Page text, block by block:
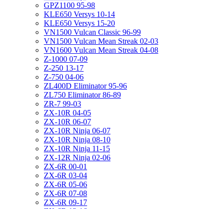
GPZ1100 95-98
KLE650 Versys 10-14
KLE650 Versys 15-20
VN1500 Vulcan Classic 96-99
VN1500 Vulcan Mean Streak 02-03
VN1600 Vulcan Mean Streak 04-08
Z-1000 07-09
Z-250 13-17
Z-750 04-06
ZL400D Eliminator 95-96
ZL750 Eliminator 86-89
ZR-7 99-03
ZX-10R 04-05
ZX-10R 06-07
ZX-10R Ninja 06-07
ZX-10R Ninja 08-10
ZX-10R Ninja 11-15
ZX-12R Ninja 02-06
ZX-6R 00-01
ZX-6R 03-04
ZX-6R 05-06
ZX-6R 07-08
ZX-6R 09-17